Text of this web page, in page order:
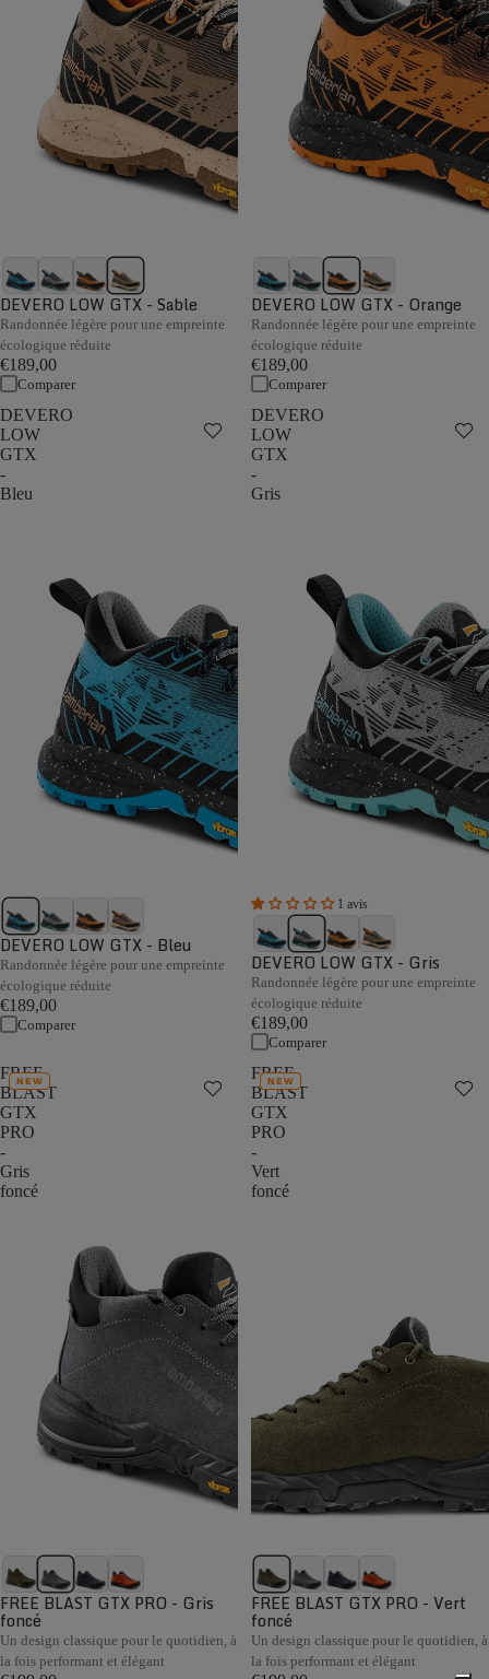
DEVERO LOW GTX - Sable
Randonnée légère pour une empreinte
écologique réduite
€189,00
Comparer
DEVERO LOW GTX - Orange
Randonnée légère pour une empreinte
écologique réduite
€189,00
Comparer
DEVERO
LOW
GTX
-
Bleu
DEVERO LOW GTX - Bleu
Randonnée légère pour une empreinte
écologique réduite
€189,00
Comparer
DEVERO
LOW
GTX
-
Gris
1 avis
DEVERO LOW GTX - Gris
Randonnée légère pour une empreinte
écologique réduite
€189,00
Comparer
FREE
BLAST
GTX
PRO
-
Gris
foncé
NEW
FREE BLAST GTX PRO - Gris
foncé
Un design classique pour le quotidien, à
la fois performant et élégant
FREE
BLAST
GTX
PRO
-
Vert
foncé
NEW
FREE BLAST GTX PRO - Vert
foncé
Un design classique pour le quotidien, à
la fois performant et élégant